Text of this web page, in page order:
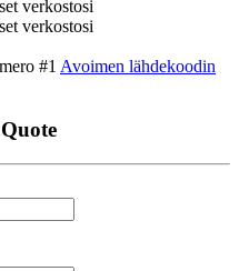
verkostosi
verkostosi
#1 Avoimen lähdekoodin